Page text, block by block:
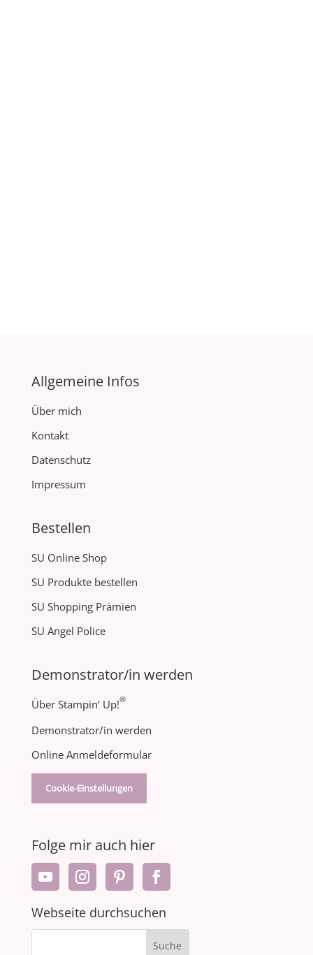
Allgemeine Infos
Über mich
Kontakt
Datenschutz
Impressum
Bestellen
SU Online Shop
SU Produkte bestellen
SU Shopping Prämien
SU Angel Police
Demonstrator/in werden
Über Stampin‘ Up!®
Demonstrator/in werden
Online Anmeldeformular
Cookie-Einstellungen
Folge mir auch hier
Webseite durchsuchen